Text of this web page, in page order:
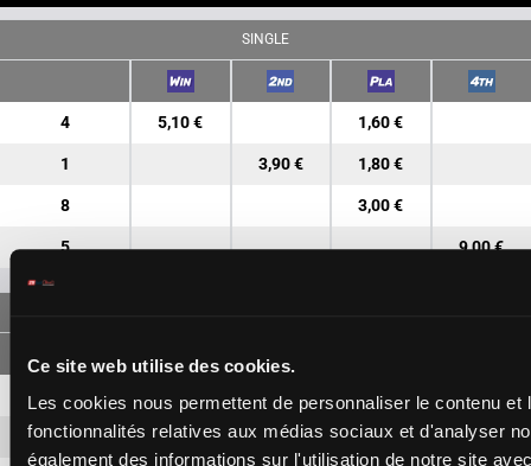
Ce site web utilise des cookies.
Les cookies nous permettent de personnaliser le contenu
fonctionnalités relatives aux médias sociaux et d'analyser
également des informations sur l'utilisation de notre site
SINGLE
4 5,10 € 1,60 €
1 3,90 € 1,80 €
8 3,00 €
5 9,00 €
8,70 € 2,90 €
4-8 6,30 €